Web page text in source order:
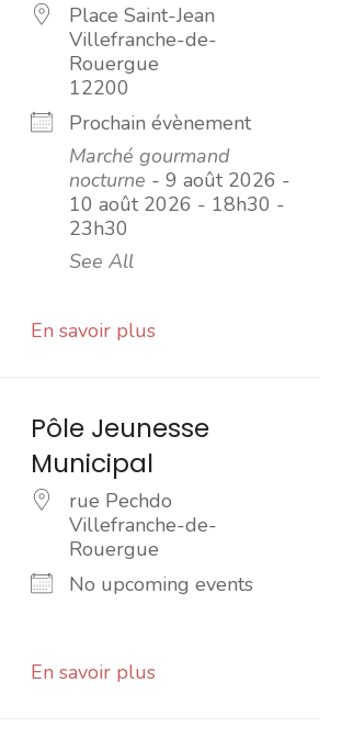
Place Saint-Jean
Villefranche-de-
Rouergue
12200
Prochain évènement
Marché gourmand
nocturne - 9 août 2026 -
10 août 2026 - 18h30 -
23h30
See All
En savoir plus
Pôle Jeunesse
Municipal
rue Pechdo
Villefranche-de-
Rouergue
No upcoming events
En savoir plus